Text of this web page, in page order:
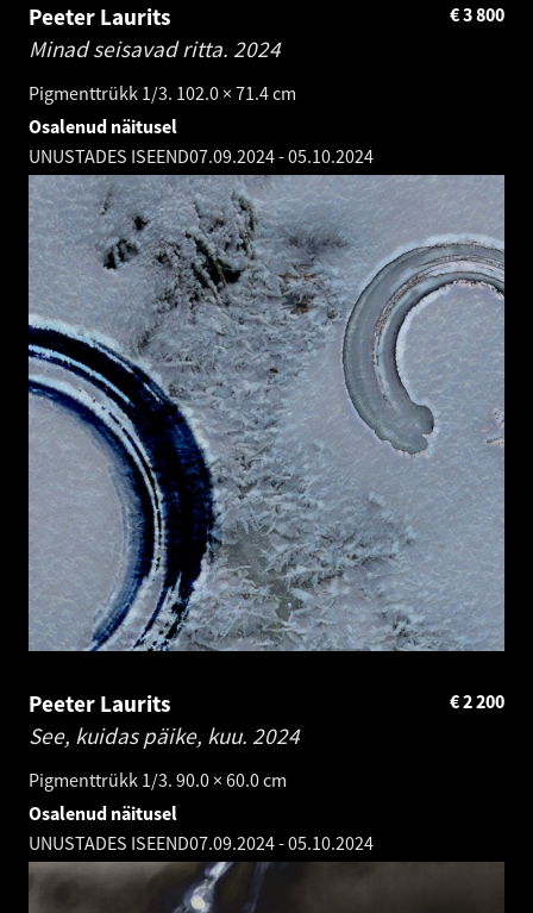
Peeter Laurits
Minad seisavad ritta. 2024
Pigmenttrükk 1/3. 102.0 × 71.4 cm
3 800
€
Osalenud näitusel
UNUSTADES ISEEND07.09.2024-05.10.2024
Peeter Laurits
See, kuidas päike, kuu. 2024
Pigmenttrükk 1/3. 90.0 × 60.0 cm
2 200
€
Osalenud näitusel
UNUSTADES ISEEND07.09.2024-05.10.2024